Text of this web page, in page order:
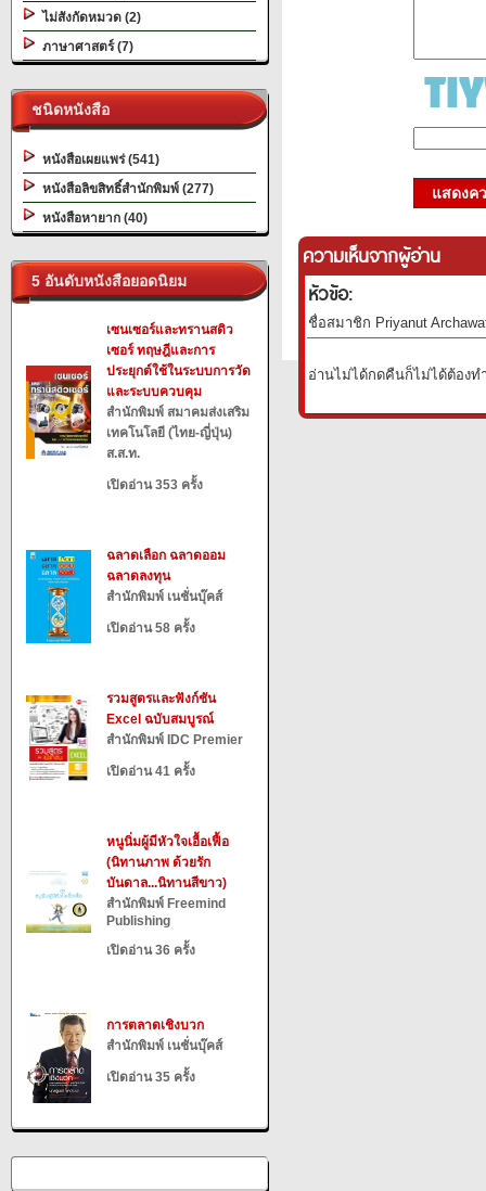
ไม่สังกัดหมวด (2)
ภาษาศาสตร์ (7)
ชนิดหนังสือ
หนังสือเผยแพร่ (541)
หนังสือลิขสิทธิ์สำนักพิมพ์ (277)
หนังสือหายาก (40)
5 อันดับหนังสือยอดนิยม
เซนเซอร์และทรานสดิว
เซอร์ ทฤษฎีและการ
ประยุกต์ใช้ในระบบการวัด
และระบบควบคุม
สำนักพิมพ์ สมาคมส่งเสริม
เทคโนโลยี (ไทย-ญี่ปุ่น)
ส.ส.ท.
เปิดอ่าน 353 ครั้ง
ฉลาดเลือก ฉลาดออม
ฉลาดลงทุน
สำนักพิมพ์ เนชั่นบุ๊คส์
เปิดอ่าน 58 ครั้ง
รวมสูตรและฟังก์ชัน
Excel ฉบับสมบูรณ์
สำนักพิมพ์ IDC Premier
เปิดอ่าน 41 ครั้ง
หนูนิ่มผู้มีหัวใจเอื้อเฟื้อ
(นิทานภาพ ด้วยรัก
บันดาล...นิทานสีขาว)
สำนักพิมพ์ Freemind
Publishing
เปิดอ่าน 36 ครั้ง
การตลาดเชิงบวก
สำนักพิมพ์ เนชั่นบุ๊คส์
เปิดอ่าน 35 ครั้ง
แสดงค
ความเห็นจากผู้อ่าน
หัวข้อ:
ชื่อสมาชิก Priyanut
อ่านไม่ได้กดคืนก็ไม่ได้ต้องท